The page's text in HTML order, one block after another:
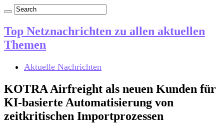
Top Netznachrichten zu allen aktuellen
Themen
Aktuelle Nachrichten
KOTRA Airfreight als neuen Kunden für
KI-basierte Automatisierung von
zeitkritischen Importprozessen